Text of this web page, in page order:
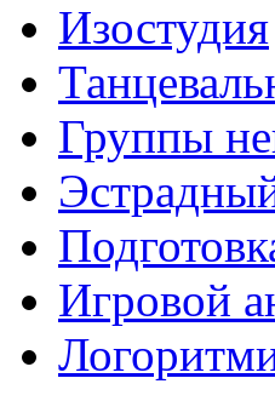
Изостудия
Группы
Игровой